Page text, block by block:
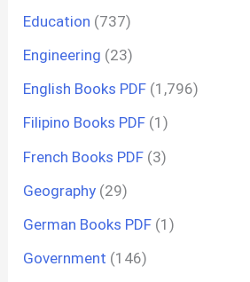
Education (737)
Engineering (23)
English Books PDF (1,796)
Filipino Books PDF (1)
French Books PDF (3)
Geography (29)
German Books PDF (1)
Government (146)